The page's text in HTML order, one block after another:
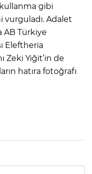
gibi
Adalet
AB Türkiye
Eleftheria
Zeki Yiğit’in de
hatıra fotoğrafı